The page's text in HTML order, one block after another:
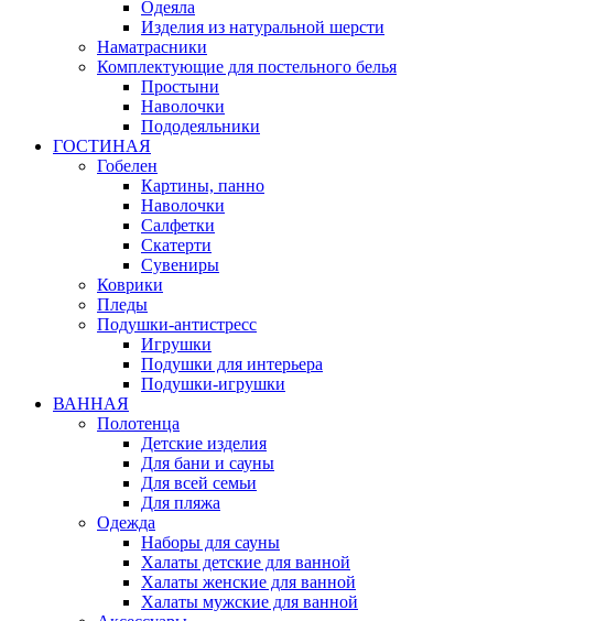
Одеяла
Изделия из натуральной шерсти
Наматраcники
Комплектующие для постельного белья
Простыни
Наволочки
Пододеяльники
ГОСТИНАЯ
Гобелен
Картины, панно
Наволочки
Салфетки
Скатерти
Сувениры
Коврики
Пледы
Подушки-антистресс
Игрушки
Подушки для интерьера
Подушки-игрушки
ВАННАЯ
Полотенца
Детские изделия
Для бани и сауны
Для всей семьи
Для пляжа
Одежда
Наборы для сауны
Халаты детские для ванной
Халаты женские для ванной
Халаты мужские для ванной